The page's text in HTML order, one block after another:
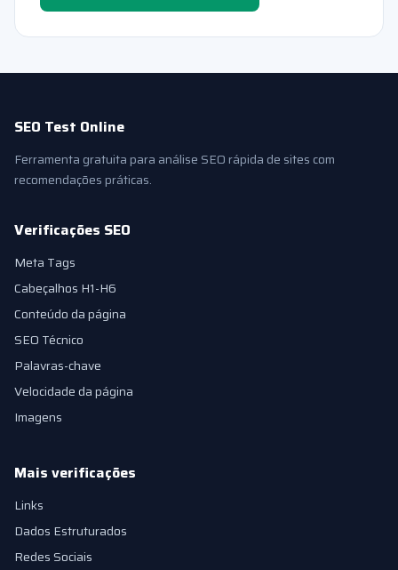
SEO Test Online
Ferramenta gratuita para análise SEO rápida de sites com
recomendações práticas.
Verificações SEO
Meta Tags
Cabeçalhos H1-H6
Conteúdo da página
SEO Técnico
Palavras-chave
Velocidade da página
Imagens
Mais verificações
Links
Dados Estruturados
Redes Sociais